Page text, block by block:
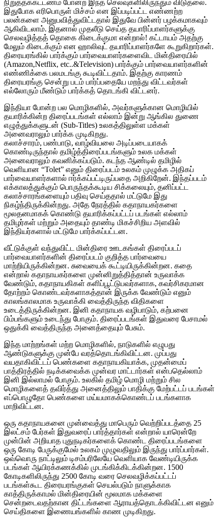
நிறுத்தக்கட்டணம் போன்ற இந்த செலவுகளிலிருந்தும் விடுதலை.
இதுபோக எரிபொருள் மிச்சம் என இப்படிப்பட்ட எண்ணற்ற
பலன்களை அனுபவித்துவிட்டதால் இதுவே பின்னர் பழக்கமாகவும்
ஆகிவிடலாம். இதனால் முதலீடு செய்த தயாரிப்பாளர்களுக்கு
செலவழித்தத் தொகை கிடைக்குமா என்றால்! கட்டாயம் அதற்கு
மேலும் கிடைக்கும் என ஹாலிவுட் தயாரிப்பாளர்களே கூறுகிறார்கள்.
திரையரங்கில் பார்க்கும் பார்வையாளர்களைவிட மின்திரையில்
(Amazon,Netflix, etc..&Television) பார்க்கும் பார்வையாளர்களின்
எண்ணிக்கை பலமடங்கு கூடிவிட்டதாம். இதற்கு காரணம்
திரையரங்கு சென்று படம் பார்ப்பதையே மறந்து விட்டவர்கள்
எல்லோரும் மீண்டும் பார்க்கத் தொடங்கி விட்டனர்.
இந்தியா போன்ற பல மொழிகளில், அவர்களுக்கான மொழியில்
தயாரிக்கின்ற திரைப்படங்கள் எல்லாம் இன்று ஆங்கில துணை
எழுத்துக்களுடன் (Sub-Titles) உலகத்திலுள்ள மக்கள்
அனைவராலும் பார்க்க முடிகிறது.
கலாச்சாரம், பண்பாடு, வாழ்வியலை அடிப்படையாகக்
கொண்டிருந்தால் தமிழ்த்திரைப்படங்களும் உலக மக்கள்
அனைவராலும் கவனிக்கப்படும். கடந்த ஆண்டில் தமிழில்
வெளியான “Tolet” எனும் திரைப்படம் உலகம் முழுக்க அதிகப்
பார்வையாளர்களால் ஈர்க்கப்பட்டிருப்பதை அறிகிறேன். இந்தப்படம்
எக்காலத்துக்கும் பொருந்தக்கூடிய சிக்கலையும், தனிப்பட்ட
கலாச்சாரங்களையும் பதிவு செய்ததால் மட்டுமே இது
நிகழ்ந்திருக்கின்றது. அதே நேரத்தில் கதாநாயகர்களை
மூலதனமாகக் கொண்டு தயாரிக்கப்பட்டப் படங்கள் எல்லாம்
தமிழர்கள் மற்றும் அதையும் தாண்டி மிகச்சிறிய அளவில்
இந்தியர்களால் மட்டுமே பார்க்கப்பட்டன.
வீட்டுக்குள் வந்துவிட்ட மின்திரை ஊடகங்கள் திரைப்படப்
பார்வையாளர்களின் திரைப்படம் குறித்த பார்வையை
மாற்றியிருக்கின்றன. சுவையைக் கூட்டியிருக்கின்றன. கதை
என்றால் கதாநாயகர்களை முன்னிறுத்தித்தான் உருவாக்க
வேண்டும், கதாநாயகிகள் களிப்பூட்டுபவர்களாக, கவர்சிகரமான
தோற்றம் கொண்டவர்களாகத்தான் இருக்க வேண்டும் எனும்
காலங்காலமாக உருவாக்கி வைத்திருந்த விதிகளை
உடைத்திருக்கின்றன. இனி கதாநாயக வழிபாடும், கற்பனை
பிம்பங்களும் உடைந்து போகும். திரைப்படங்கள் இதுவரை பேசாமல்
ஒதுக்கி வைத்திருந்த அனைத்தையும் பேசும்.
இந்த மாற்றங்கள் மற்ற மொழிகளில், நாடுகளில் எழுபது
ஆண்டுகளுக்கு முன்பே வரத்தொடங்கிவிட்டன. முப்பது
வயதாகிவிட்டப் பெண்களை கதாநாயகியாக்க, முதன்மைப்
பாத்திரத்தில் நடிக்கவைக்க முன்வர மாட்டார்கள் என்பதெல்லாம்
இனி இல்லாமல் போகும். உலகில் தமிழ் மொழி மற்றும் சில
மொழிகளைத் தவிர்த்து அனைத்திலும் பாதிக்கு மேற்பட்டப் படங்கள்
எப்பொழுதோ பெண்களை மய்யமாகக்கொண்டப் படங்களாக
மாறிவிட்டன.
ஒரு கதாநாயகனை முன்வைத்து மாபெரும் வெற்றிப்படத்தை 25
இலட்சம் பேர்கள் இதுவரைப் பார்த்தார்கள் என்றால் யாரென்றே
முன்பின் அறியாத புதுநடிகர்களைக் கொண்ட திரைப்படங்களை
ஒரு கோடி பேருக்குமேல் உலகம் முழுவதிலும் இருந்து பார்ப்பார்கள்.
ஒவ்வொரு நாட்டிலும் டிசம்பரிலேயே வெளியாக வேண்டியிருக்க
படங்கள் ஆயிரக்கணக்கில் முடங்கிக்கிடக்கின்றன. 1500
கோடிகளிலிருந்து 2500 கோடி வரை செலவழிக்கப்பட்டப்
படங்கள்கூட திரையரங்குகள் செயல்படும் நாளுக்காக
காத்திருக்காமல் மின்திரையின் மூலமாக மக்களை
சென்றடைவதற்கான திட்டங்களை ஆராயத்தொடக்கிவிட்டன எனும்
செய்திகளை இணையங்களில் காண முடிகிறது.